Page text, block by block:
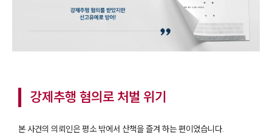
강제추행 혐의로 처벌 위기
본 사건의 의뢰인은 평소 밖에서 산책을 즐겨 하는 편이었습니다.